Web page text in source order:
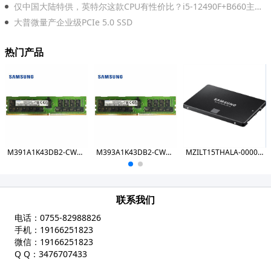
仅中国大陆特供，英特尔这款CPU有性价比？i5-12490F+B660主板实测
大普微量产企业级PCIe 5.0 SSD
热门产品
M391A1K43DB2-CWE DDR4 8GB 3200 ECC UDIMM M393A1K43DB2-CWE DDR4 8GB 3200 RDIMM MZILT15THALA-00007 PM1643a 15.36TB SSD
联系我们
电话： 0755-82988826
手机： 19166251823
微信： 19166251823
Q Q： 3476707433